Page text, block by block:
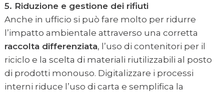
5. Riduzione e gestione dei rifiuti
Anche in ufficio si può fare molto per ridurre
l’impatto ambientale attraverso una corretta
raccolta differenziata, l’uso di contenitori per il
riciclo e la scelta di materiali riutilizzabili al posto
di prodotti monouso. Digitalizzare i processi
interni riduce l’uso di carta e semplifica la